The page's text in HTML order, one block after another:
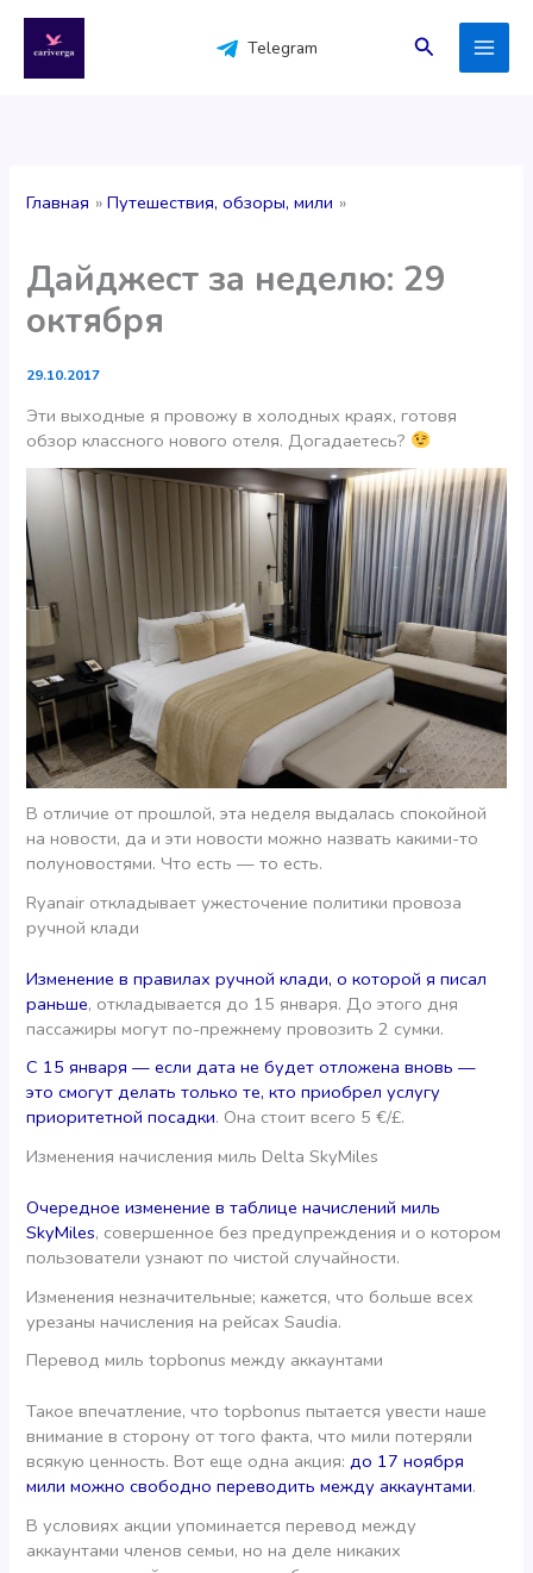
содержимому
Telegram Поиск
Главная Путешествия, обзоры, мили
Дайджест за неделю: 29
октября
29.10.2017
Эти выходные я провожу в холодных краях, готовя
обзор классного нового отеля. Догадаетесь?
В отличие от прошлой, эта неделя выдалась спокойной
на новости, да и эти новости можно назвать какими-то
полуновостями. Что есть — то есть.
Ryanair откладывает ужесточение политики провоза
ручной клади
Изменение в правилах ручной клади, о которой я писал
раньше, откладывается до 15 января. До этого дня
пассажиры могут по-прежнему провозить 2 сумки.
С 15 января — если дата не будет отложена вновь —
это смогут делать только те, кто приобрел услугу
приоритетной посадки. Она стоит всего 5 €/£.
Изменения начисления миль Delta SkyMiles
Очередное изменение в таблице начислений миль
SkyMiles, совершенное без предупреждения и о котором
пользователи узнают по чистой случайности.
Изменения незначительные; кажется, что больше всех
урезаны начисления на рейсах Saudia.
Перевод миль topbonus между аккаунтами
Такое впечатление, что tоpbonus пытается увести наше
внимание в сторону от того факта, что мили потеряли
всякую ценность. Вот еще одна акция:до 17 ноября
мили можно свободно переводить между аккаунтами.
В условиях акции упоминается перевод между
аккаунтами членов семьи, но на деле никаких